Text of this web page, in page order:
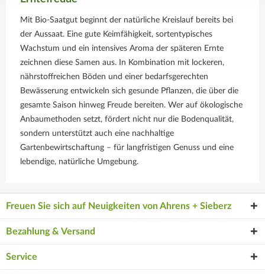
Mit Bio-Saatgut beginnt der natürliche Kreislauf bereits bei
der Aussaat. Eine gute Keimfähigkeit, sortentypisches
Wachstum und ein intensives Aroma der späteren Ernte
zeichnen diese Samen aus. In Kombination mit lockeren,
nährstoffreichen Böden und einer bedarfsgerechten
Bewässerung entwickeln sich gesunde Pflanzen, die über die
gesamte Saison hinweg Freude bereiten. Wer auf ökologische
Anbaumethoden setzt, fördert nicht nur die Bodenqualität,
sondern unterstützt auch eine nachhaltige
Gartenbewirtschaftung – für langfristigen Genuss und eine
lebendige, natürliche Umgebung.
Freuen Sie sich auf Neuigkeiten von Ahrens + Sieberz
Bezahlung & Versand
Service